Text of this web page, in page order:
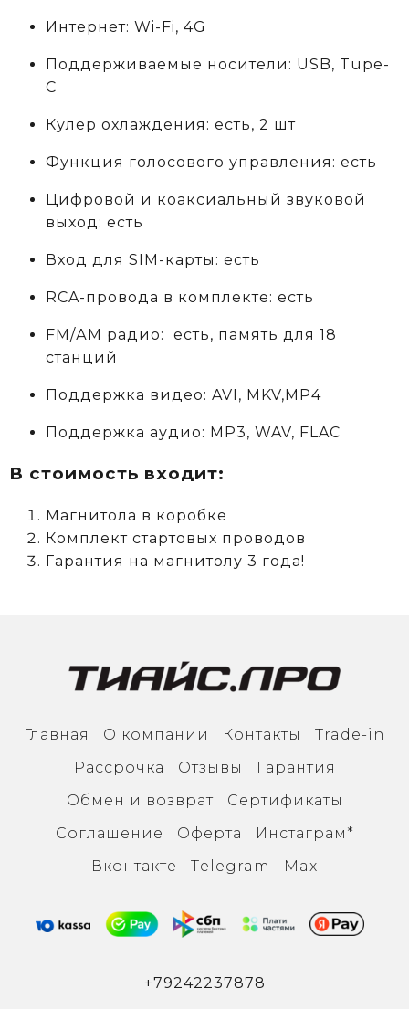
Интернет: Wi-Fi, 4G
Поддерживаемые носители: USB, Tupe-
C
Кулер охлаждения: есть, 2 шт
Функция голосового управления: есть
Цифровой и коаксиальный звуковой
выход: есть
Вход для SIM-карты: есть
RCA-провода в комплекте: есть
FM/АM радио: есть, память для 18
станций
Поддержка видео: AVI, MKV,MP4
Поддержка аудио: MP3, WAV, FLAC
В стоимость входит:
Магнитола в коробке
Комплект стартовых проводов
Гарантия на магнитолу 3 года!
Главная О компании Контакты
Trade-in
Рассрочка
Отзывы
Гарантия
Обмен и возврат
Сертификаты
Соглашение
Оферта
Инcтаграм*
Вконтакте
Тelegram Max
+79242237878